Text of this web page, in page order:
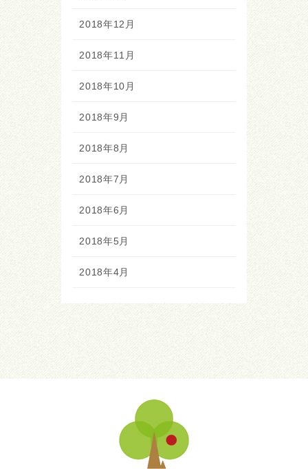
2018年12月
2018年11月
2018年10月
2018年9月
2018年8月
2018年7月
2018年6月
2018年5月
2018年4月